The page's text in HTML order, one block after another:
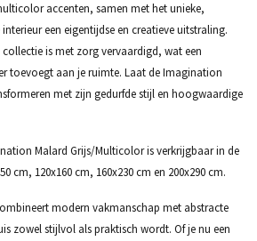
accenten, samen met het unieke,
een eigentijdse en creatieve uitstraling.
is met zorg vervaardigd, wat een
toevoegt aan je ruimte. Laat de Imagination
met zijn gedurfde stijl en hoogwaardige
Malard Grijs/Multicolor is verkrijgbaar in de
cm, 120x160 cm, 160x230 cm en 200x290 cm.
modern vakmanschap met abstracte
zowel stijlvol als praktisch wordt. Of je nu een